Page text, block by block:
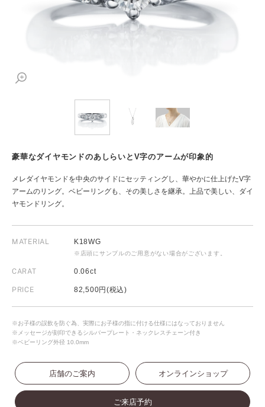
豪華なダイヤモンドのあしらいとV字のアームが印象的
メレダイヤモンドを中央のサイドにセッティングし、華やかに仕上げたV字
アームのリング。ベビーリングも、その美しさを継承。上品で美しい、ダイ
ヤモンドリング。
MATERIAL K18WG
※店頭にサンプルのご用意がない場合がございます。
CARAT 0.06ct
PRICE 82,500円(税込)
※お子様の誤飲を防ぐ為、実際にお子様の指に付ける仕様にはなっておりません
※メッセージが刻印できるシルバープレート・ネックレスチェーン付き
※ベビーリング外径 10.0mm
店舗のご案内 オンラインショップ
ご来店予約